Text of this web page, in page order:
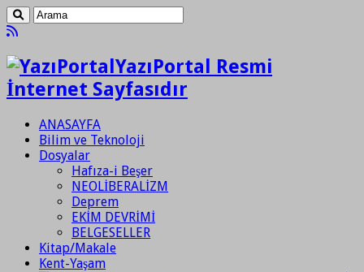
YazıPortal Resmi
İnternet Sayfasıdır
ANASAYFA
Bilim ve Teknoloji
Dosyalar
Hafıza-i Beşer
NEOLİBERALİZM
Deprem
EKİM DEVRİMİ
BELGESELLER
Kitap/Makale
Kent-Yaşam